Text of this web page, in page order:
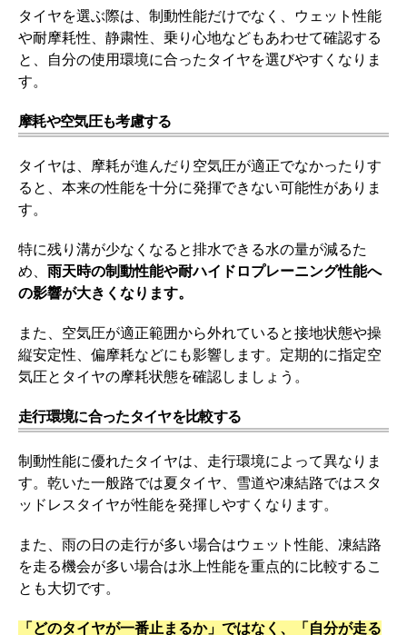
タイヤを選ぶ際は、制動性能だけでなく、ウェット性能
や耐摩耗性、静粛性、乗り心地などもあわせて確認する
と、自分の使用環境に合ったタイヤを選びやすくなりま
す。
摩耗や空気圧も考慮する
タイヤは、摩耗が進んだり空気圧が適正でなかったりす
ると、本来の性能を十分に発揮できない可能性がありま
す。
特に残り溝が少なくなると排水できる水の量が減るた
め、 雨天時の制動性能や耐ハイドロプレーニング性能へ
の影響が大きくなります。
また、空気圧が適正範囲から外れていると接地状態や操
縦安定性、偏摩耗などにも影響します。定期的に指定空
気圧とタイヤの摩耗状態を確認しましょう。
走行環境に合ったタイヤを比較する
制動性能に優れたタイヤは、走行環境によって異なりま
す。乾いた一般路では夏タイヤ、雪道や凍結路ではスタ
ッドレスタイヤが性能を発揮しやすくなります。
また、雨の日の走行が多い場合はウェット性能、凍結路
を走る機会が多い場合は氷上性能を重点的に比較するこ
とも大切です。
「どのタイヤが一番止まるか」ではなく、「自分が走る